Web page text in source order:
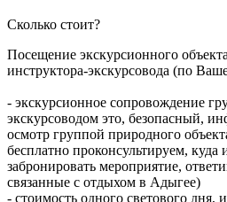
Сколько стоит?
Посещение экскурсионного
инструктора-экскурсовода (по
- экскурсионное сопровождение
экскурсоводом это, безопасный,
осмотр группой природного
бесплатно проконсультируем,
забронировать мероприятие,
связанные с отдыхом в Адыгее)
- стоимость одного светового дня,